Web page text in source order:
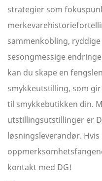
strategier som
sammenkobling,
sesongmessige
kan du skape en
smykkeutstilling, som
til smykkebutikken din.
utstillingsutstillinger er
løsningsleverandør.
kontakt med DG!